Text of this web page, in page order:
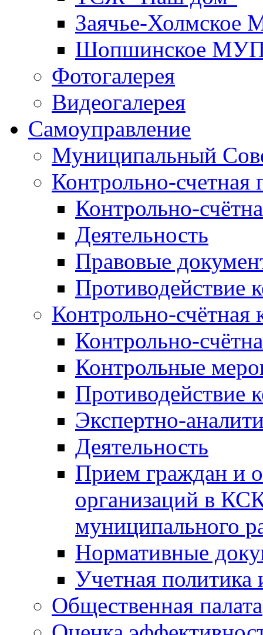
Заячье-
Шопшинское
Фотогалерея
Видеогалерея
Самоуправление
Муниципальный
Контрольно-счетная
Контрольно-
Деятельность
Правовые
Противодействие
Контрольно-счётная
Контрольно-
Контрольные
Противодействие
Экспертно-
Деятельность
Прием граждан и
организаций в
муниципального
Нормативные
Учетная политика
Общественная палата